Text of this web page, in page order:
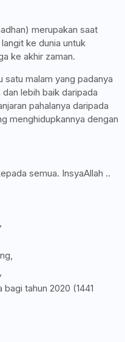
merupakan saat
ke dunia untuk
ke akhir zaman.
satu malam yang padanya
lebih baik daripada
pahalanya daripada
menghidupkannya dengan
semua. InsyaAllah ..
tahun 2020 (1441